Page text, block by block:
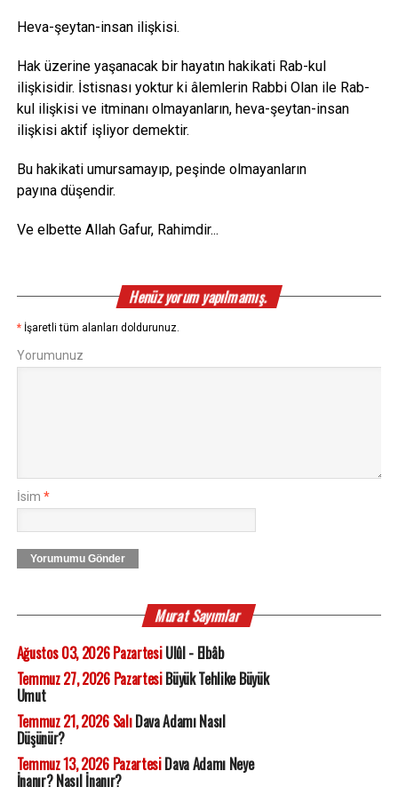
Heva-şeytan-insan ilişkisi.
Hak üzerine yaşanacak bir hayatın hakikati Rab-kul
ilişkisidir. İstisnası yoktur ki âlemlerin Rabbi Olan ile Rab-
kul ilişkisi ve itminanı olmayanların, heva-şeytan-insan
ilişkisi aktif işliyor demektir.
Bu hakikati umursamayıp, peşinde olmayanların
payına düşendir.
Ve elbette Allah Gafur, Rahimdir...
Henüz yorum yapılmamış.
* İşaretli tüm alanları doldurunuz.
Yorumunuz
İsim *
Yorumumu Gönder
Murat Sayımlar
Ağustos 03, 2026 PazartesiUlûl - Elbâb
Temmuz 27, 2026 PazartesiBüyük Tehlike Büyük
Umut
Temmuz 21, 2026 SalıDava Adamı Nasıl
Düşünür?
Temmuz 13, 2026 PazartesiDava Adamı Neye
İnanır? Nasıl İnanır?